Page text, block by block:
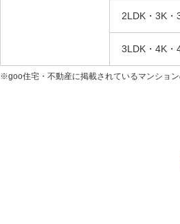
2LDK・3K・
3LDK・4K・
※goo住宅・不動産に掲載されているマンショ